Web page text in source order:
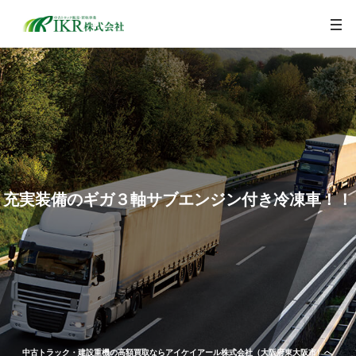
充実装備のギガ３軸サブエンジン付き冷凍車！！
中古トラック・建設重機の高額買取ならアイケイアール株式会社（大阪府東大阪市）へ